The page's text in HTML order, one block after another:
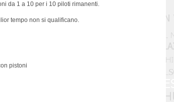
da 1 a 10 per i 10 piloti rimanenti.
tempo non si qualificano.
pistoni